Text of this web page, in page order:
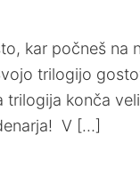
kar počneš na
trilogijo
trilogija konča
V […]